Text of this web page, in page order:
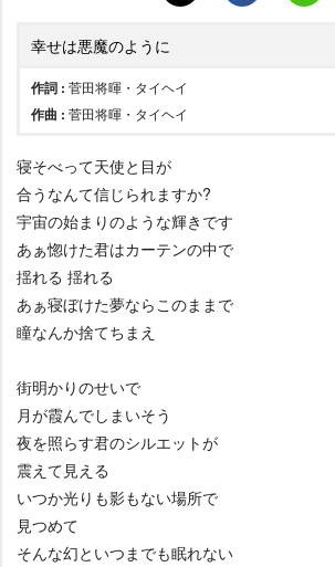
幸せは悪魔のように
作詞 : 菅田将暉・タイヘイ
作曲 : 菅田将暉・タイヘイ
寝そべって天使と目が
合うなんて信じられますか?
宇宙の始まりのような輝きです
あぁ惚けた君はカーテンの中で
揺れる 揺れる
あぁ寝ぼけた夢ならこのままで
瞳なんか捨てちまえ
街明かりのせいで
月が霞んでしまいそう
夜を照らす君のシルエットが
震えて見える
いつか光りも影もない場所で
見つめて
そんな幻といつまでも眠れない